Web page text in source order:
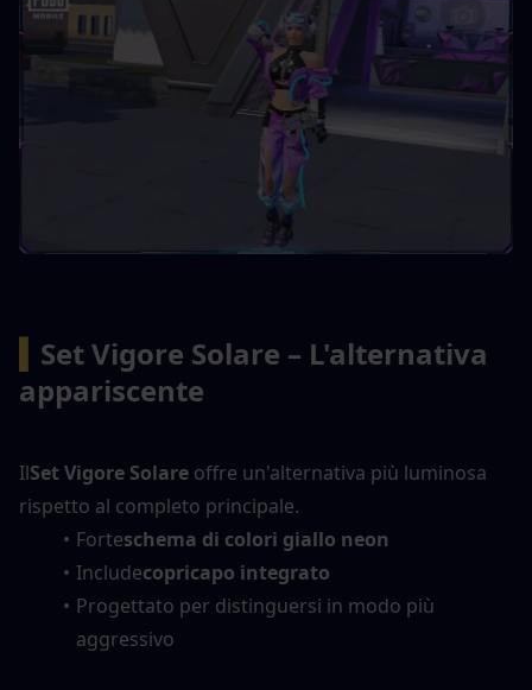
Set Vigore Solare – L'alternativa
appariscente
IlSet Vigore Solare offre un'alternativa più luminosa
rispetto al completo principale.
Forteschema di colori giallo neon
Includecopricapo integrato
Progettato per distinguersi in modo più
aggressivo